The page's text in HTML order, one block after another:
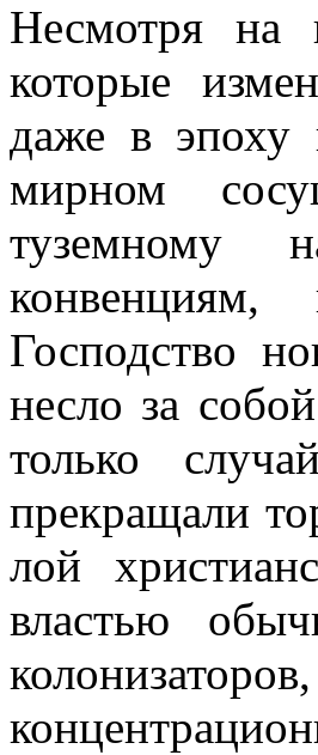
Несмотря на
которые
даже в эпоху
мирном
туземному
конвенциям,
Господство
несло за
только
прекращали
лой
властью